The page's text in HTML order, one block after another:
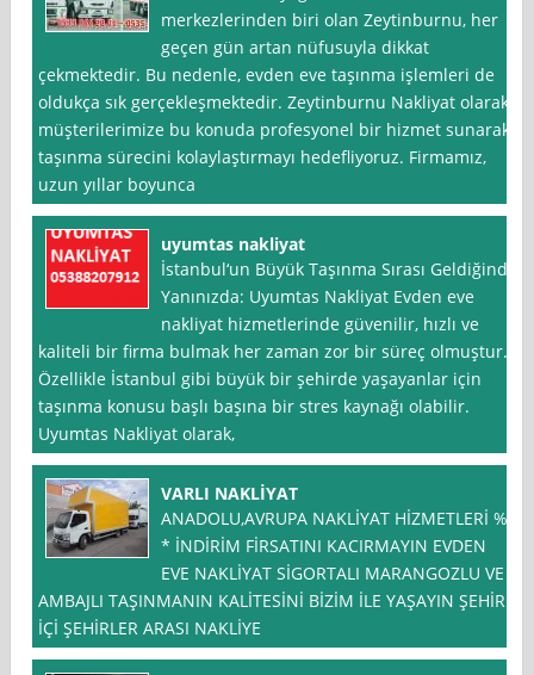
merkezlerinden biri olan Zeytinburnu, her
geçen gün artan nüfusuyla dikkat
çekmektedir. Bu nedenle, evden eve taşınma işlemleri de
oldukça sık gerçekleşmektedir. Zeytinburnu Nakliyat olarak,
müşterilerimize bu konuda profesyonel bir hizmet sunarak
taşınma sürecini kolaylaştırmayı hedefliyoruz. Firmamız,
uzun yıllar boyunca
uyumtas nakliyat
İstanbul‘un Büyük Taşınma Sırası Geldiğinde
Yanınızda: Uyumtas Nakliyat Evden eve
nakliyat hizmetlerinde güvenilir, hızlı ve
kaliteli bir firma bulmak her zaman zor bir süreç olmuştur.
Özellikle İstanbul gibi büyük bir şehirde yaşayanlar için
taşınma konusu başlı başına bir stres kaynağı olabilir.
Uyumtas Nakliyat olarak,
VARLI NAKLİYAT
ANADOLU,AVRUPA NAKLİYAT HİZMETLERİ %
* İNDİRİM FİRSATINI KACIRMAYIN EVDEN
EVE NAKLİYAT SİGORTALI MARANGOZLU VE
AMBAJLI TAŞINMANIN KALİTESİNİ BİZİM İLE YAŞAYIN ŞEHİR
İÇİ ŞEHİRLER ARASI NAKLİYE